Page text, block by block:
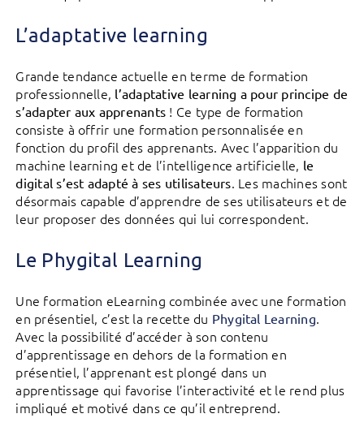
L’adaptative learning
Grande tendance actuelle en terme de formation
professionnelle, l’adaptative learning a pour principe de
s’adapter aux apprenants ! Ce type de formation
consiste à offrir une formation personnalisée en
fonction du profil des apprenants. Avec l’apparition du
machine learning et de l’intelligence artificielle, le
digital s’est adapté à ses utilisateurs. Les machines sont
désormais capable d’apprendre de ses utilisateurs et de
leur proposer des données qui lui correspondent.
Le Phygital Learning
Une formation eLearning combinée avec une formation
en présentiel, c’est la recette du Phygital Learning.
Avec la possibilité d’accéder à son contenu
d’apprentissage en dehors de la formation en
présentiel, l’apprenant est plongé dans un
apprentissage qui favorise l’interactivité et le rend plus
impliqué et motivé dans ce qu’il entreprend.